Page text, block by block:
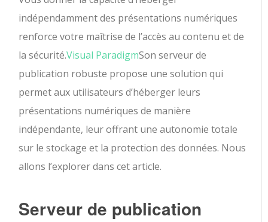
indépendamment des présentations numériques
renforce votre maîtrise de l’accès au contenu et de
la sécurité.Visual ParadigmSon serveur de
publication robuste propose une solution qui
permet aux utilisateurs d’héberger leurs
présentations numériques de manière
indépendante, leur offrant une autonomie totale
sur le stockage et la protection des données. Nous
allons l’explorer dans cet article.
Serveur de publication